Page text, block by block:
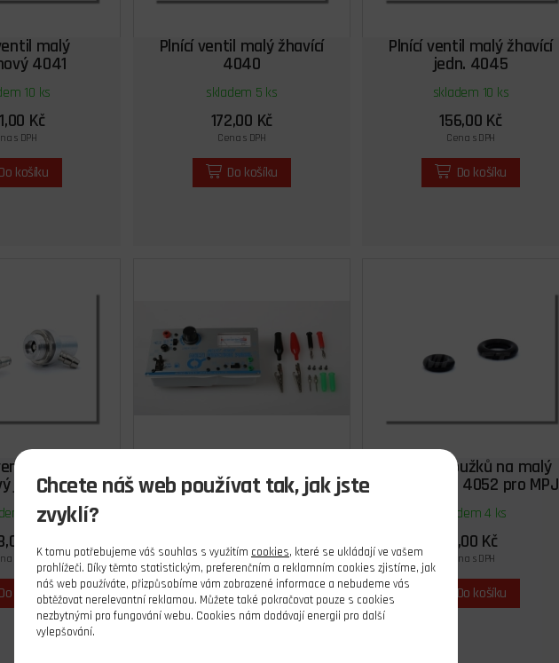
malý
4041
10 ks
Kč
s DPH
Do košíku
Plnící ventil malý žhavící
4040
skladem 5 ks
172,00 Kč
Cena s DPH
Do košíku
Plnící ventil malý žhavící
jedn. 4045
skladem 10 ks
156,00 Kč
Cena s DPH
Do košíku
velký
jedn.4048
9 ks
Kč
s DPH
Do košíku
čerpadlem
1 348,00 Kč
Cena s DPH
Do košíku
Sada okroužků na malý
benz.ventil 4052 pro MPJ
4041, 4046
skladem 4 ks
21,00 Kč
Cena s DPH
Do košíku
Chcete náš web používat tak, jak jste
zvyklí?
K tomu potřebujeme váš souhlas s využitím cookies, které se ukládají ve vašem
prohlížeči. Díky těmto statistickým, preferenčním a reklamním cookies zjistíme, jak
náš web používáte, přizpůsobíme vám zobrazené informace a nebudeme vás
obtěžovat nerelevantní reklamou. Můžete také pokračovat pouze s cookies
nezbytnými pro fungování webu. Cookies nám dodávají energii pro další
vylepšování.